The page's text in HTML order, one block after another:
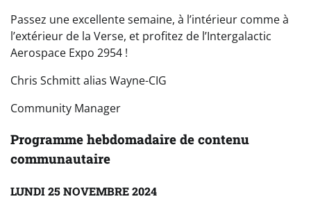
Passez une excellente semaine, à l’intérieur comme à
l’extérieur de la Verse, et profitez de l’Intergalactic
Aerospace Expo 2954 !
Chris Schmitt alias Wayne-CIG
Community Manager
Programme hebdomadaire de contenu
communautaire
LUNDI 25 NOVEMBRE 2024